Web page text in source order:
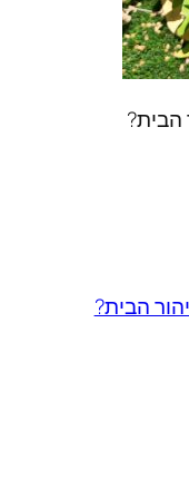
הבית?
הבית?